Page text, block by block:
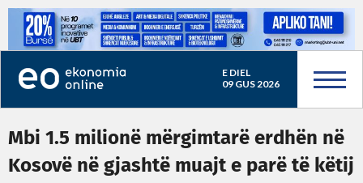
E DIEL
09 GUS 2026
Mbi 1.5 milionë mërgimtarë erdhën në
Kosovë në gjashtë muajt e parë të këtij